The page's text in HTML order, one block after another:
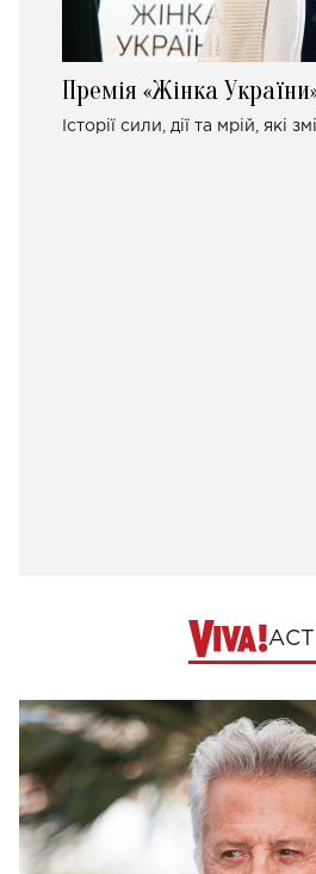
Премія «Жінка
Історії сили, дії та мрій, які